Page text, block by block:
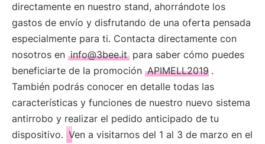
directamente en nuestro stand, ahorrándote los
gastos de envío y disfrutando de una oferta pensada
especialmente para ti. Contacta directamente con
nosotros en info@3bee.it para saber cómo puedes
beneficiarte de la promoción APIMELL2019 .
También podrás conocer en detalle todas las
características y funciones de nuestro nuevo sistema
antirrobo y realizar el pedido anticipado de tu
dispositivo. Ven a visitarnos del 1 al 3 de marzo en el